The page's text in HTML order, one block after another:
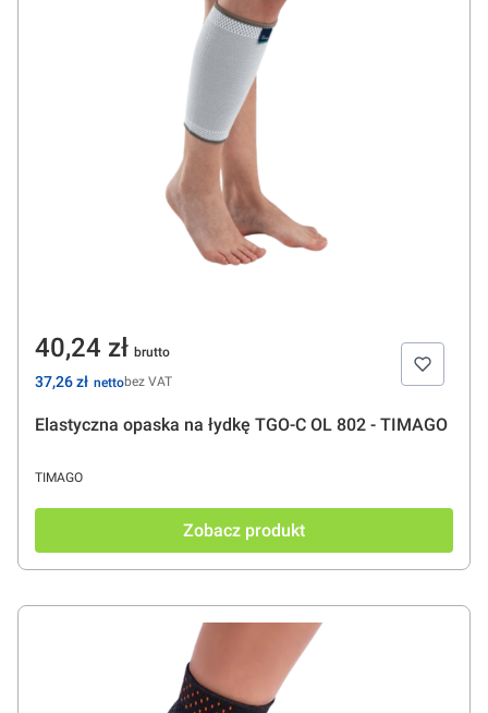
Elastyczna opaska na łydkę TGO-C OL 802 - TIMAGO
PRODUCENT
TIMAGO
Cena
40,24 zł
Cena
37,26 zł bez VAT
Zobacz produkt